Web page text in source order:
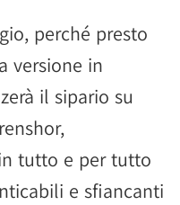
perché presto
versione in
il sipario su
tutto e per tutto
e sfiancanti